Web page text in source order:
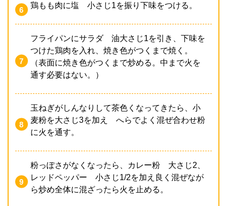
鶏もも肉に塩 小さじ1を振り下味をつける。
フライパンにサラダ 油大さじ1を引き、下味を
つけた鶏肉を入れ、焼き色がつくまで焼く。
（表面に焼き色がつくまで炒める。中まで火を
通す必要はない。）
玉ねぎがしんなりして茶色くなってきたら、小
麦粉を大さじ3を加え へらでよく混ぜ合わせ粉
に火を通す。
粉っぽさがなくなったら、カレー粉 大さじ2、
レッドペッパー 小さじ1/2を加え良く混ぜなが
ら炒め全体に混ざったら火を止める。